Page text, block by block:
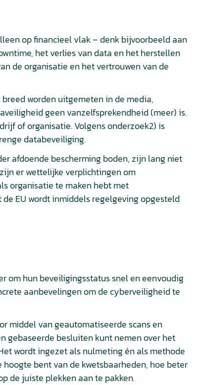
op financieel vlak – denk bijvoorbeeld aan
het verlies van data en het herstellen
de organisatie en het vertrouwen van de
worden uitgemeten in de media,
geen vanzelfsprekendheid (meer) is.
of organisatie. Volgens onderzoek2) is
databeveiliging.
afdoende bescherming boden, zijn lang niet
er wettelijke verplichtingen om
organisatie te maken hebt met
EU wordt inmiddels regelgeving opgesteld
om hun beveiligingsstatus snel en eenvoudig
aanbevelingen om de cyberveiligheid te
middel van geautomatiseerde scans en
gebaseerde besluiten kunt nemen over het
wordt ingezet als nulmeting én als methode
bent van de kwetsbaarheden, hoe beter
de juiste plekken aan te pakken.